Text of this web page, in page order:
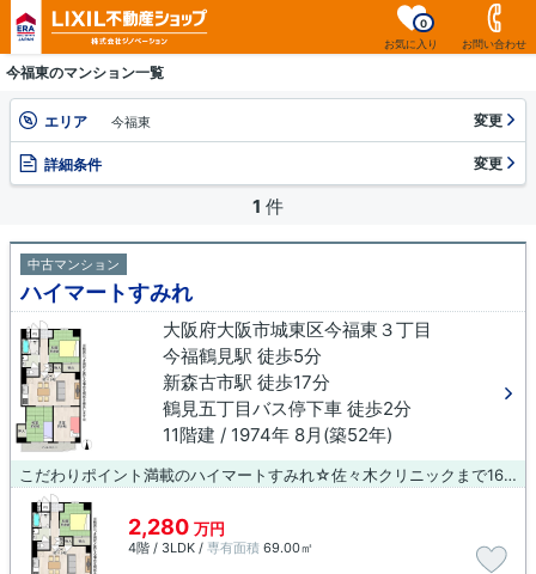
お気に入り
0
お問い合わせ
今福東のマンション一覧
エリア 今福東 変更
詳細条件 変更
1 件
中古マンション
ハイマートすみれ
大阪府大阪市城東区今福東３丁目
今福鶴見駅 徒歩5分
新森古市駅 徒歩17分
鶴見五丁目バス停下車 徒歩2分
11階建 / 1974年 8月(築52年)
こだわりポイント満載のハイマートすみれ☆佐々木クリニックまで161mです☆11階建ての物件ならいつでも快適です☆エレベーター付きの物件なので、重い荷物を運ぶ時に便利です☆不動産のことでお悩みなら、先ずは当社をお尋ねください☆経験豊富なプロのスタッフがお客様のお悩みを解消いたします☆ご連絡はメール又はお電話にてお待ちしております(^_^)
2,280 万円
4階 / 3LDK / 専有面積 69.00㎡